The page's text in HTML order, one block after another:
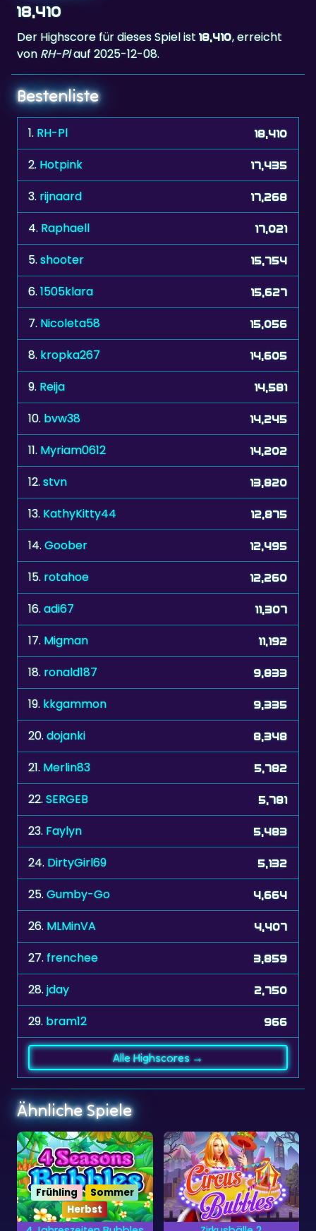
18,410
Der Highscore für dieses Spiel ist18,410, erreicht
von RH-Plauf 2025-12-08.
Bestenliste
1. RH-Pl 18,410
2. Hotpink 17,435
3. rijnaard 17,268
4. Raphaell 17,021
5.shooter 15,754
6.1505klara 15,627
7. Nicoleta58 15,056
8. kropka267 14,605
9. Reija 14,581
10. bvw38 14,245
11. Myriam0612 14,202
12.stvn 13,820
13. KathyKitty44 12,875
14.Goober 12,495
15. rotahoe 12,260
16.adi67 11,307
17. Migman 11,192
18. ronald187 9,833
19. kkgammon 9,335
20.dojanki 8,348
21. Merlin83 5,782
22.SERGEB 5,781
23. Faylyn 5,483
24. DirtyGirl69 5,132
25.Gumby-Go 4,664
26. MLMinVA 4,407
27.frenchee 3,859
28.jday 2,750
29. bram12 966
Alle Highscores →
Ähnliche Spiele
Winter